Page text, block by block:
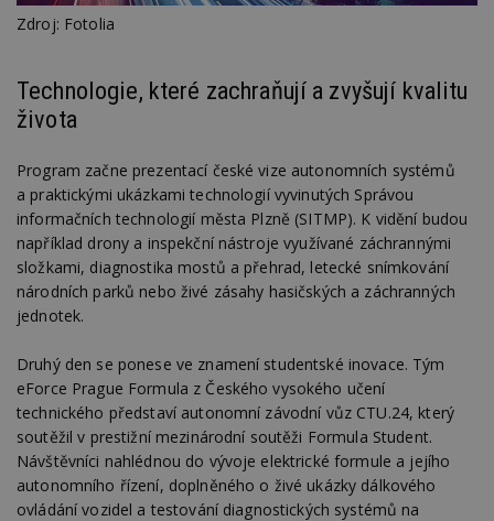
Zdroj: Fotolia
Technologie, které zachraňují a zvyšují kvalitu
života
Program začne prezentací české vize autonomních systémů
a praktickými ukázkami technologií vyvinutých Správou
informačních technologií města Plzně (SITMP). K vidění budou
například drony a inspekční nástroje využívané záchrannými
složkami, diagnostika mostů a přehrad, letecké snímkování
národních parků nebo živé zásahy hasičských a záchranných
jednotek.
Druhý den se ponese ve znamení studentské inovace. Tým
eForce Prague Formula z Českého vysokého učení
technického představí autonomní závodní vůz CTU.24, který
soutěžil v prestižní mezinárodní soutěži Formula Student.
Návštěvníci nahlédnou do vývoje elektrické formule a jejího
autonomního řízení, doplněného o živé ukázky dálkového
ovládání vozidel a testování diagnostických systémů na